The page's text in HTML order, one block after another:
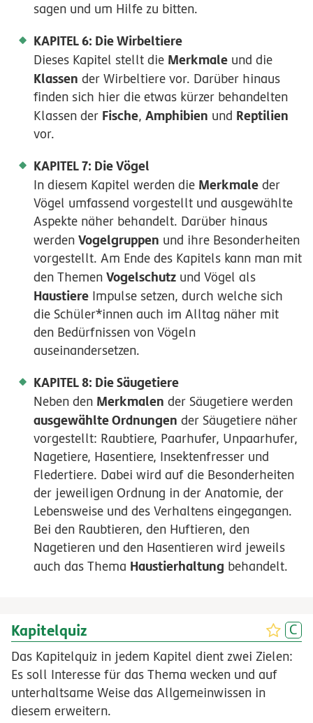
sagen und um Hilfe zu bitten.
KAPITEL 6: Die Wirbeltiere
Dieses Kapitel stellt die Merkmale und die
Klassen der Wirbeltiere vor. Darüber hinaus
finden sich hier die etwas kürzer behandelten
Klassen der Fische, Amphibien und Reptilien
vor.
KAPITEL 7: Die Vögel
In diesem Kapitel werden die Merkmale der
Vögel umfassend vorgestellt und ausgewählte
Aspekte näher behandelt. Darüber hinaus
werden Vogelgruppen und ihre Besonderheiten
vorgestellt. Am Ende des Kapitels kann man mit
den Themen Vogelschutz und Vögel als
Haustiere Impulse setzen, durch welche sich
die Schüler*innen auch im Alltag näher mit
den Bedürfnissen von Vögeln
auseinandersetzen.
KAPITEL 8: Die Säugetiere
Neben den Merkmalen der Säugetiere werden
ausgewählte Ordnungen der Säugetiere näher
vorgestellt: Raubtiere, Paarhufer, Unpaarhufer,
Nagetiere, Hasentiere, Insektenfresser und
Fledertiere. Dabei wird auf die Besonderheiten
der jeweiligen Ordnung in der Anatomie, der
Lebensweise und des Verhaltens eingegangen.
Bei den Raubtieren, den Huftieren, den
Nagetieren und den Hasentieren wird jeweils
auch das Thema Haustierhaltung behandelt.
Kapitelquiz
Das Kapitelquiz in jedem Kapitel dient zwei Zielen:
Es soll Interesse für das Thema wecken und auf
unterhaltsame Weise das Allgemeinwissen in
diesem erweitern.